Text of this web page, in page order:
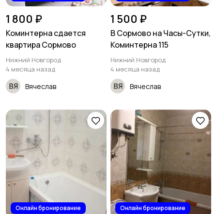
1 800 ₽
Коминтерна сдается
квартира Сормово
Нижний Новгород
4 месяца назад
Вячеслав
1 500 ₽
В Сормово на Часы-Сутки,
Коминтерна 115
Нижний Новгород
4 месяца назад
Вячеслав
Онлайн бронирование Онлайн бронирование